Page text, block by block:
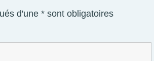
d'une * sont obligatoires